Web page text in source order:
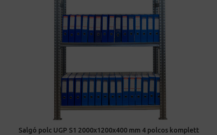
Salgó polc UGP S1 2000x1200x400 mm 4 polcos komplett